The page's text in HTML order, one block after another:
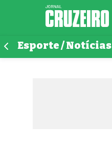
Esporte / Notícias